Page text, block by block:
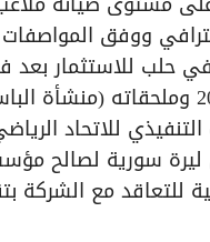
ووفق المواصفات
حلب للاستثمار
إدارياً وحسم قضية العقد رقم 6
للاتحاد
ليرة سورية لصالح
للتعاقد مع